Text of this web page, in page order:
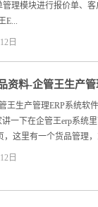
管理模块进行报价单、
E...
日
资料-企管王生产
王生产管理ERP系统软
一下在企管王erp系统
，这里有一个货品管理
日